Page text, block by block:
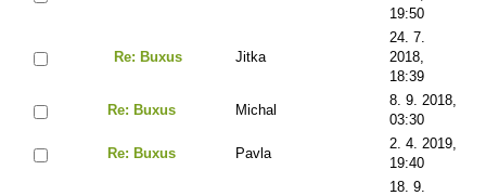
19:50
Re: Buxus Jitka
24. 7.
2018,
18:39
Re: Buxus Michal
8. 9. 2018,
03:30
Re: Buxus Pavla
2. 4. 2019,
19:40
18. 9.